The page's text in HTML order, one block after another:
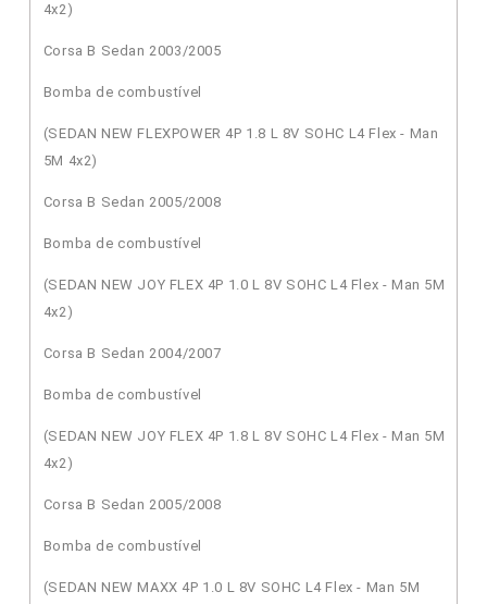
4x2)
Corsa B Sedan 2003/2005
Bomba de combustível
(SEDAN NEW FLEXPOWER 4P 1.8 L 8V SOHC L4 Flex - Man
5M 4x2)
Corsa B Sedan 2005/2008
Bomba de combustível
(SEDAN NEW JOY FLEX 4P 1.0 L 8V SOHC L4 Flex - Man 5M
4x2)
Corsa B Sedan 2004/2007
Bomba de combustível
(SEDAN NEW JOY FLEX 4P 1.8 L 8V SOHC L4 Flex - Man 5M
4x2)
Corsa B Sedan 2005/2008
Bomba de combustível
(SEDAN NEW MAXX 4P 1.0 L 8V SOHC L4 Flex - Man 5M